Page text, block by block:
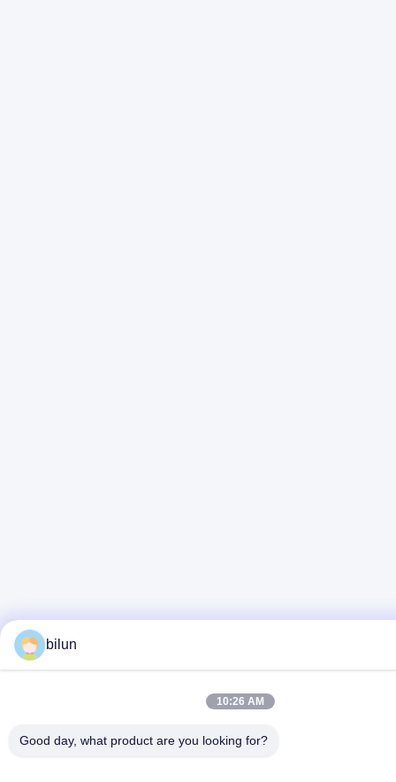
bilun
10:26 AM
Good day, what product are you looking for?